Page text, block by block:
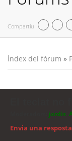
Compartiu
Índex del fòrum »
jordis
Envia una resposta